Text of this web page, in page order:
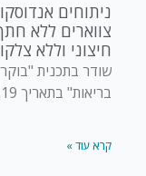
ניתוחים
צווארים ללא
חיצוני וללא
שודר בתכנית "בוקר
קרא עוד »